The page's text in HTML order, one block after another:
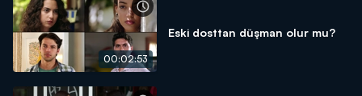
00:02:53
Eski dosttan düşman olur mu?